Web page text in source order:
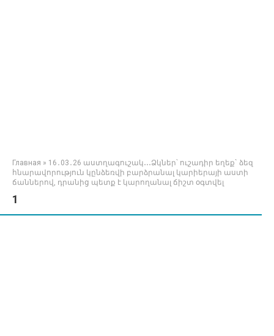
Главная » 16․03․26 աստղագուշակ․․․Ձկներ՝ ուշադիր եղեք` ձեզ
հնարավորություն կընձեռվի բարձրանալ կարիերայի աստի
ճաններով, դրանից պետք է կարողանալ ճիշտ օգտվել
1